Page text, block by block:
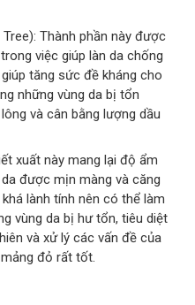
Thành phần này được
việc giúp làn da chống
tăng sức đề kháng cho
những vùng da bị tổn
và cân bằng lượng dầu
xuất này mang lại độ ẩm
được mịn màng và căng
lành tính nên có thể làm
vùng da bị hư tổn, tiêu diệt
và xử lý các vấn đề của
đỏ rất tốt.